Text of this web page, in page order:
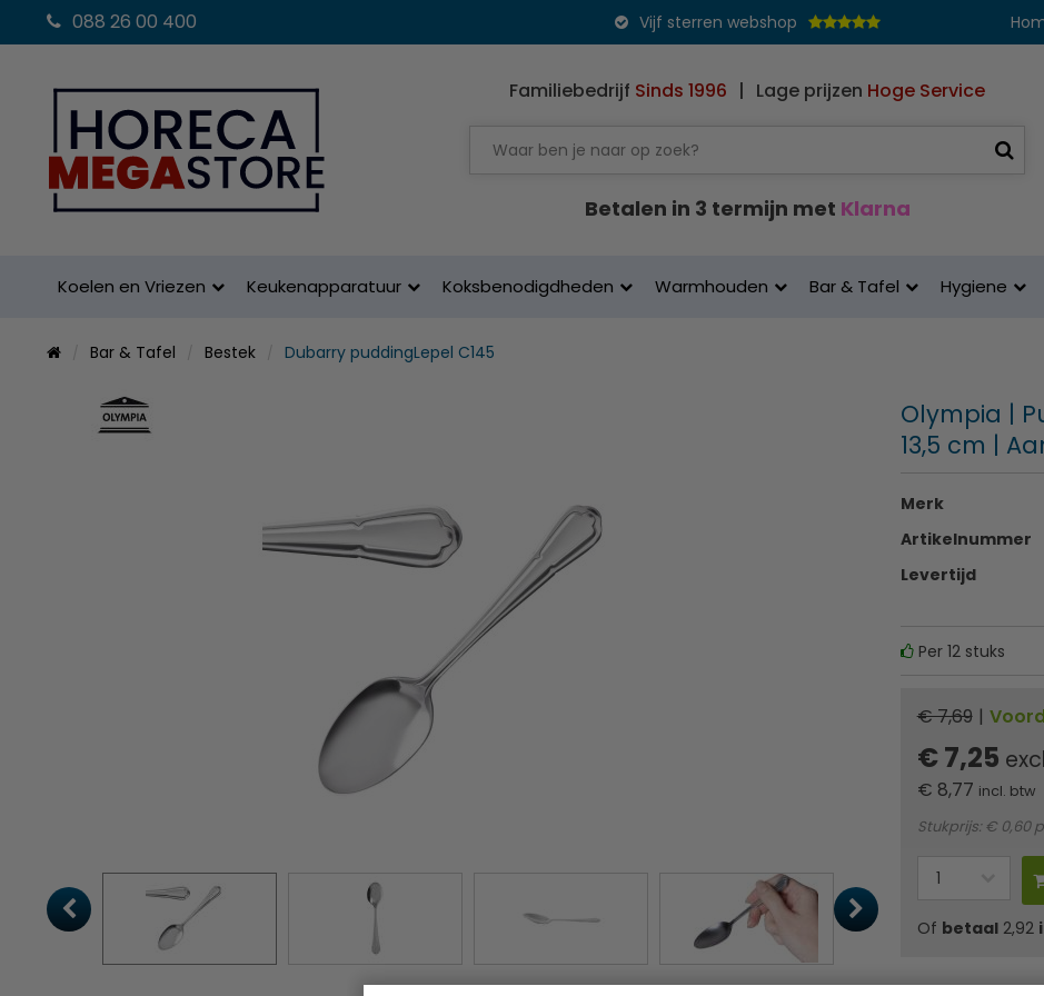
088 26 00 400 Vijf sterren webshop
Familiebedrijf Sinds 1996 | Lage prijzen Hoge Service
Betalen in 3 termijn met Klarna
Koelen en Vriezen Keukenapparatuur Koksbenodigdheden Warmhouden Bar & Tafel Hygiene
Bar & Tafel Bestek Dubarry puddingLepel C145
Olympia |
13,5 cm |
Merk
Artikelnummer
Levertijd
Per 12 stuks
€ 7,69 |
€ 7,25
€ 8,77 incl. btw
Stukprijs: € 0,60
Of betaal2,92
Horeca bestek